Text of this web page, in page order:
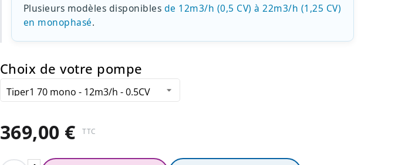
Plusieurs modèles disponibles de 12m3/h (0,5 CV) à 22m3/h (1,25 CV)
en monophasé.
Choix de votre pompe
369,00 € TTC